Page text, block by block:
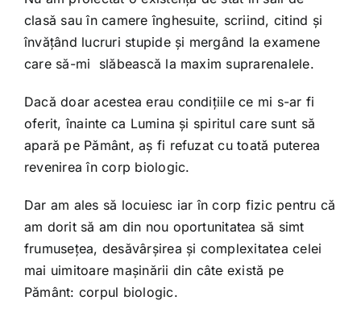
clasă sau în camere înghesuite, scriind, citind și
învățând lucruri stupide și mergând la examene
care să-mi slăbească la maxim suprarenalele.
Dacă doar acestea erau condițiile ce mi s-ar fi
oferit, înainte ca Lumina și spiritul care sunt să
apară pe Pământ, aș fi refuzat cu toată puterea
revenirea în corp biologic.
Dar am ales să locuiesc iar în corp fizic pentru că
am dorit să am din nou oportunitatea să simt
frumusețea, desăvârșirea și complexitatea celei
mai uimitoare mașinării din câte există pe
Pământ: corpul biologic.